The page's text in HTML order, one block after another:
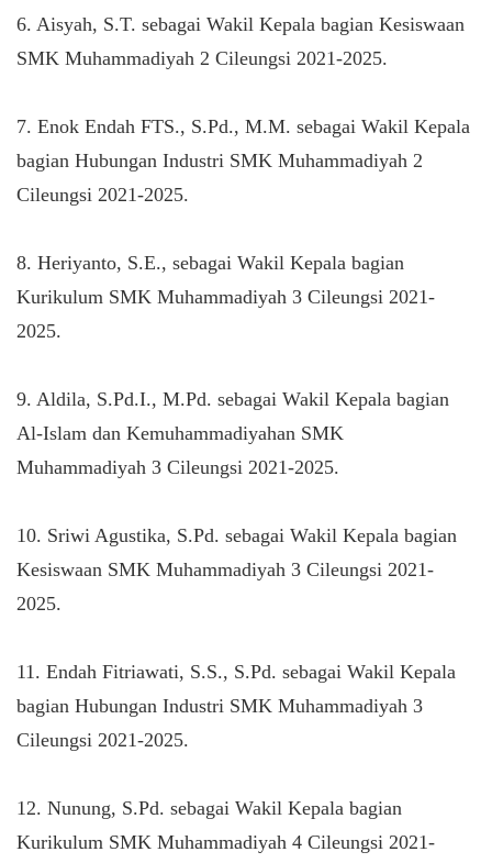
6. Aisyah, S.T. sebagai Wakil Kepala bagian Kesiswaan
SMK Muhammadiyah 2 Cileungsi 2021-2025.
7. Enok Endah FTS., S.Pd., M.M. sebagai Wakil Kepala
bagian Hubungan Industri SMK Muhammadiyah 2
Cileungsi 2021-2025.
8. Heriyanto, S.E., sebagai Wakil Kepala bagian
Kurikulum SMK Muhammadiyah 3 Cileungsi 2021-
2025.
9. Aldila, S.Pd.I., M.Pd. sebagai Wakil Kepala bagian
Al-Islam dan Kemuhammadiyahan SMK
Muhammadiyah 3 Cileungsi 2021-2025.
10. Sriwi Agustika, S.Pd. sebagai Wakil Kepala bagian
Kesiswaan SMK Muhammadiyah 3 Cileungsi 2021-
2025.
11. Endah Fitriawati, S.S., S.Pd. sebagai Wakil Kepala
bagian Hubungan Industri SMK Muhammadiyah 3
Cileungsi 2021-2025.
12. Nunung, S.Pd. sebagai Wakil Kepala bagian
Kurikulum SMK Muhammadiyah 4 Cileungsi 2021-